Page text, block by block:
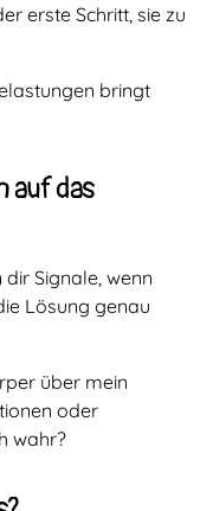
erste Schritt, sie zu
bringt
auf das
Signale, wenn
Lösung genau
über mein
oder
wahr?